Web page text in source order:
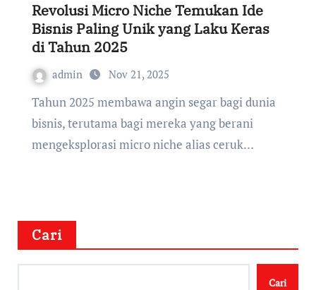
Revolusi Micro Niche Temukan Ide
Bisnis Paling Unik yang Laku Keras
di Tahun 2025
admin Nov 21, 2025
Tahun 2025 membawa angin segar bagi dunia
bisnis, terutama bagi mereka yang berani
mengeksplorasi micro niche alias ceruk…
Cari
Cari